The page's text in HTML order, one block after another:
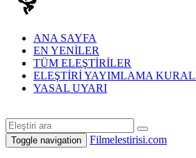
ANA SAYFA
EN YENİLER
TÜM ELEŞTİRİLER
ELEŞTİRİ YAYIMLAMA
YASAL UYARI
Toggle navigation Filmelestirisi.com